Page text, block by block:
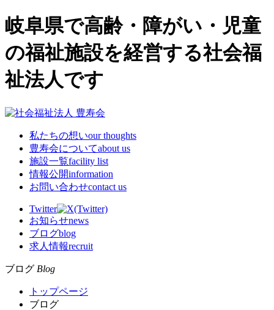
岐阜県で高齢・障がい・児童
の福祉施設を経営する社会福
祉法人です
私たちの想いour thoughts
豊寿会についてabout us
施設一覧facility list
情報公開information
お問い合わせcontact us
Twitter
お知らせnews
ブログblog
求人情報recruit
ブログ Blog
トップページ
ブログ